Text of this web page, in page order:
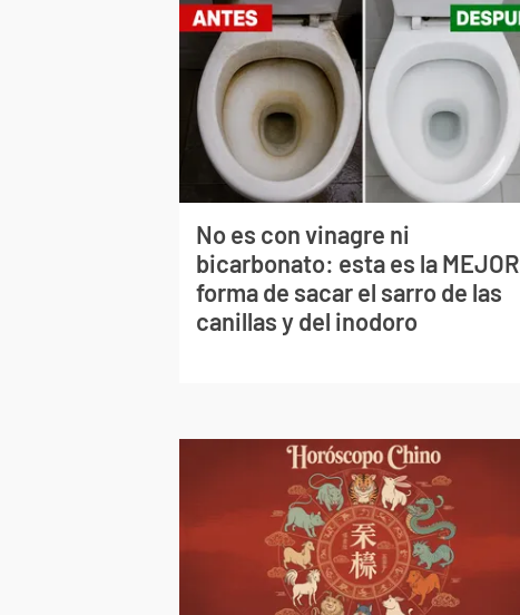
No es con vinagre ni
bicarbonato: esta es la MEJOR
forma de sacar el sarro de las
canillas y del inodoro